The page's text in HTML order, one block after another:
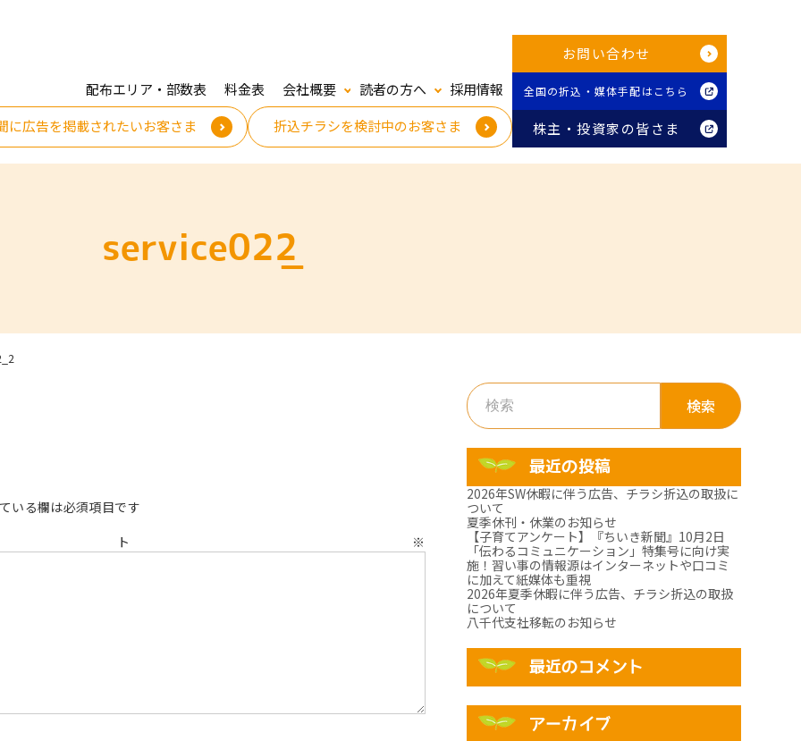
配布エリア・部数表 料金表 会社概要 読者の方へ
採用情報
に広告を掲載されたいお客さま
折込チラシを検討中のお客さま
お問い合わせ
全国の折込・媒体手配はこちら
株主・投資家の皆さま
service02_2
いる欄は必須項目です
ント ※
検
索:
最近の投稿
2026年SW休暇に伴う広告、チラシ折込の取扱に
ついて
夏季休刊・休業のお知らせ
【子育てアンケート】『ちいき新聞』10月2日
「伝わるコミュニケーション」特集号に向け実
施！習い事の情報源はインターネットや口コミ
に加えて紙媒体も重視
2026年夏季休暇に伴う広告、チラシ折込の取扱
について
八千代支社移転のお知らせ
最近のコメント
アーカイブ